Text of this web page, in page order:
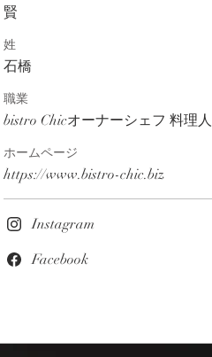
賢
姓
石橋
職業
bistro Chicオーナーシェフ 料理人
ホームページ
https://www.bistro-chic.biz
Instagram
Facebook